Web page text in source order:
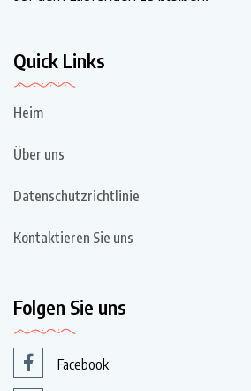
Quick Links
Heim
Über uns
Datenschutzrichtlinie
Kontaktieren Sie uns
Folgen Sie uns
Facebook